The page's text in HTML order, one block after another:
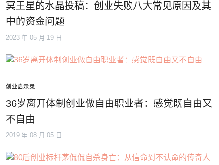
冥王星的水晶投稿：创业失败八大常见原因及其
中的资金问题
2023 年 05 月 19 日
创业启示录
36岁离开体制创业做自由职业者：感觉既自由又
不自由
2019 年 08 月 05 日